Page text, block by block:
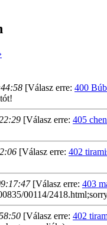
[Válasz erre: 400
[Válasz erre: 405
[Válasz erre: 402
[Válasz erre: 403
00114/
[Válasz erre: 402